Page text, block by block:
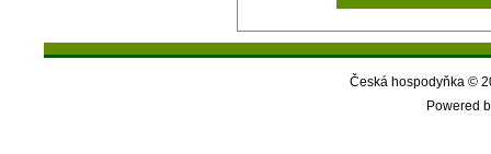
Česká hospodyňka ©
Powered